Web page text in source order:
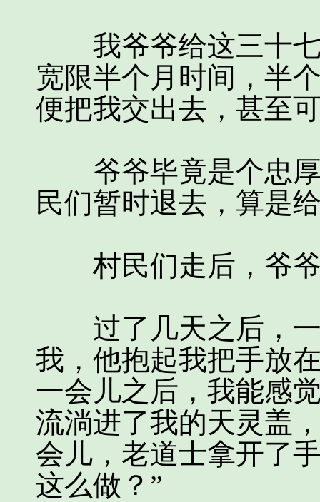
我爷爷给这三十七
宽限半个月时间，半
便把我交出去，甚至
爷爷毕竟是个忠厚
民们暂时退去，算是
村民们走后，爷爷
过了几天之后，一
我，他抱起我把手放
一会儿之后，我能感
流淌进了我的天灵盖
会儿，老道士拿开了
这么做？”